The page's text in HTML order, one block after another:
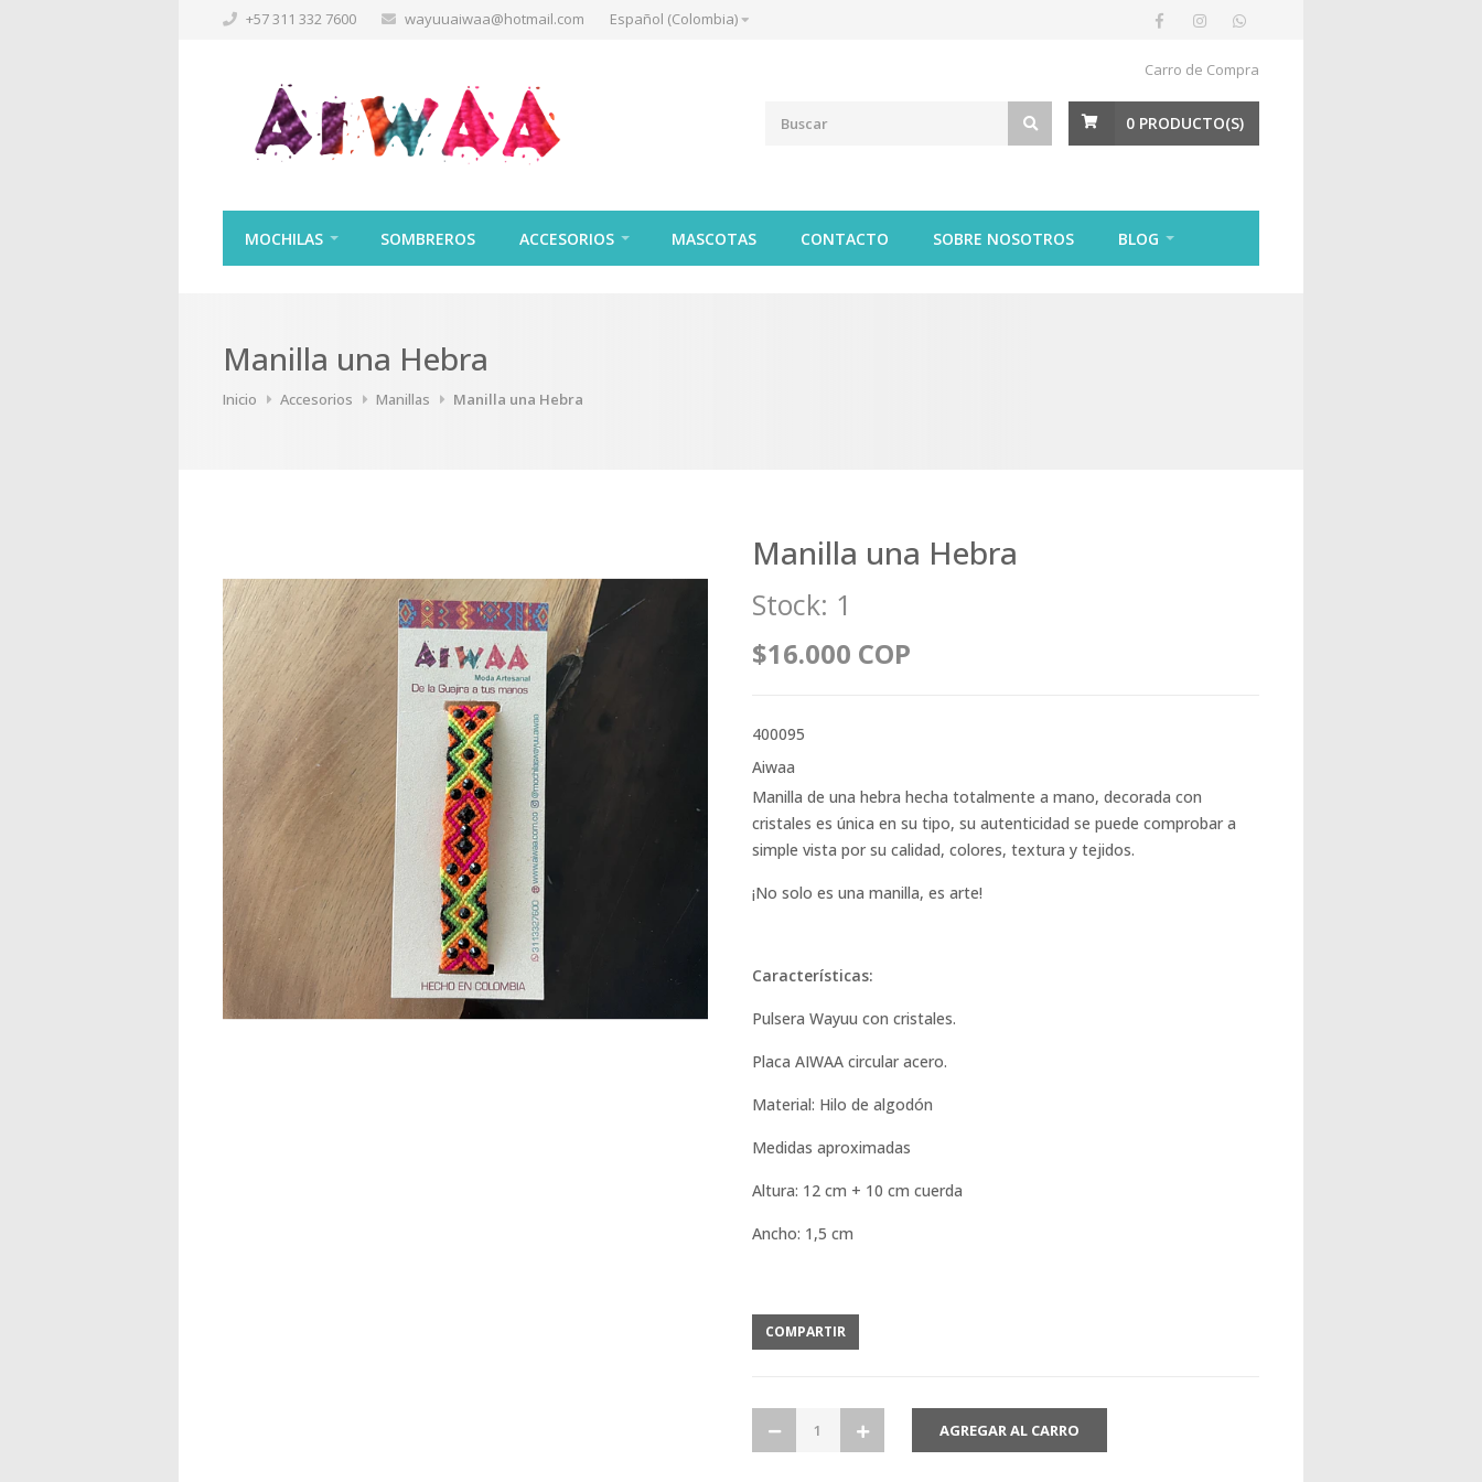
+57 311 332 7600 wayuuaiwaa@hotmail.com Español (Colombia)
Carro de Compra
0 PRODUCTO(S)
MOCHILAS SOMBREROS ACCESORIOS MASCOTAS CONTACTO SOBRE NOSOTROS BLOG
Manilla una Hebra
Inicio Accesorios Manillas Manilla una Hebra
Manilla una Hebra
Stock: 1
$16.000 COP
400095
Aiwaa
Manilla de una hebra hecha totalmente a mano, decorada con
cristales es única en su tipo, su autenticidad se puede comprobar a
simple vista por su calidad, colores, textura y tejidos.
¡No solo es una manilla, es arte!
Características:
Pulsera Wayuu con cristales.
Placa AIWAA circular acero.
Material: Hilo de algodón
Medidas aproximadas
Altura: 12 cm + 10 cm cuerda
Ancho: 1,5 cm
COMPARTIR